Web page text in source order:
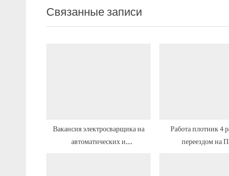
записям
д
ы
а
Связанные записи
Вакансия электросварщика на
автоматических и
Работа плотник 4
переездом